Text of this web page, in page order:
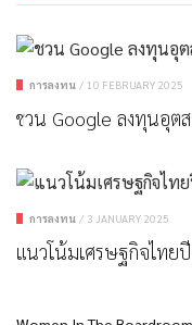
การลงทุน / 10 FEBRUARY 2025
ชวน Google ลงทุนอุต
การลงทุน / 3 JANUARY 2025
แนวโน้มเศรษฐกิจไทย